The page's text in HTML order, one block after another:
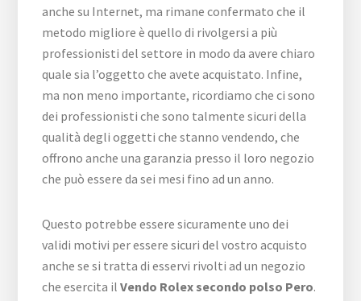
anche su Internet, ma rimane confermato che il
metodo migliore è quello di rivolgersi a più
professionisti del settore in modo da avere chiaro
quale sia l’oggetto che avete acquistato. Infine,
ma non meno importante, ricordiamo che ci sono
dei professionisti che sono talmente sicuri della
qualità degli oggetti che stanno vendendo, che
offrono anche una garanzia presso il loro negozio
che può essere da sei mesi fino ad un anno.
Questo potrebbe essere sicuramente uno dei
validi motivi per essere sicuri del vostro acquisto
anche se si tratta di esservi rivolti ad un negozio
che esercita ilVendo Rolex secondo polso Pero.